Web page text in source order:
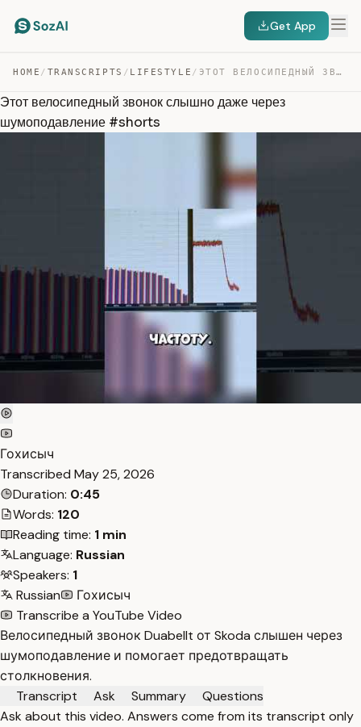
Get App
HOME / TRANSCRIPTS / LIFESTYLE / ЭТОТ ВЕЛОСИПЕДНЫЙ ЗВОНОК СЛЫШНО ДАЖЕ ЧЕРЕЗ ШУМОПОДАВЛЕН… — TRANSCRIPT
Этот велосипедный звонок слышно даже через
шумоподавление #shorts
Гохисыч
Transcribed May 25, 2026
Duration: 0:45
Words: 120
Reading time: 1 min
Language: Russian
Speakers: 1
Russian
Гохисыч
Transcribe a YouTube Video
Велосипедный звонок Duabellt от Skoda слышен через
шумоподавление и помогает предотвращать
столкновения.
Transcript
Ask Summary
Questions
Ask about this video. Answers come from its transcript only